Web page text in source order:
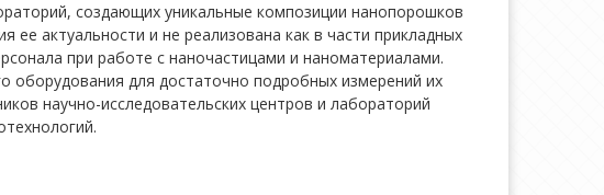
создающих уникальные композиции нанопорошков
ее актуальности и не реализована как в части прикладных
при работе с наночастицами и наноматериалами.
оборудования для достаточно подробных измерений их
научно-исследовательских центров и лабораторий